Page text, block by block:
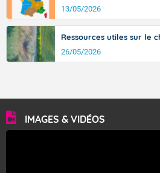
13/05/2026
Ressources utiles sur le
26/05/2026
IMAGES & VIDÉOS